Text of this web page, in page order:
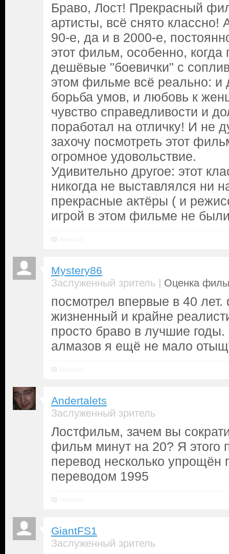
Браво, Лост! Прекрасный
артисты, всё снято классно!
90-е, да и в 2000-е,
этот фильм, особенно, когда
дешёвые "боевички" с
этом фильме всё реально: и
борьба умов, и любовь к
чувство справедливости и
поработал на отличку! И не
захочу посмотреть этот
огромное удовольствие.
Удивительно другое: этот
никогда не выставлялся ни
прекрасные актёры ( и
игрой в этом фильме не
Mystery86
Заслуженный зритель | Оценка
посмотрел впервые в 40
жизненный и крайне
просто браво в лучшие
алмазов я ещё не мало
Andertalets
Заслуженный зритель
Лостфильм, зачем вы
фильм минут на 20? Я этого
перевод несколько упрощён
переводом 1995
GiantFS1
Заслуженный зритель